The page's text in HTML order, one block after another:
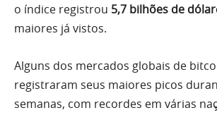
o índice registrou 5,7 bilhões de
maiores já vistos.
Alguns dos mercados globais de
registraram seus maiores picos
semanas, com recordes em várias